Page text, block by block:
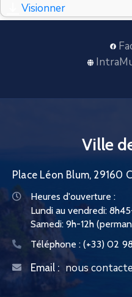
Visionner
Ville
Place Léon Blum, 29160
Heures d'ouverture :
Lundi au vendredi:
Samedi: 9h-12h
Téléphone : (+33) 02
Email : nous